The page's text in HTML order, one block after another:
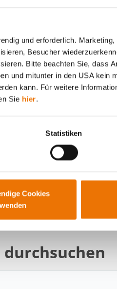
und erforderlich.
Besucher
Bitte beachten Sie, dass
und mitunter in den USA kein
kann. Für weitere
Sie hier.
Statistiken
Cookies
ihr gesamtes
Fähigkeiten und
größte Gut eines